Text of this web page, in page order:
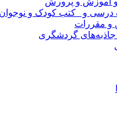
و _کتب کودک و نوجوان
و مقررات
گردشگری